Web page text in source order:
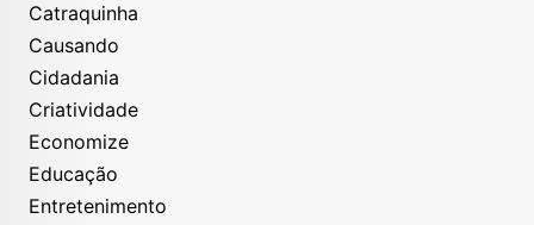
Catraquinha
Causando
Cidadania
Criatividade
Economize
Educação
Entretenimento